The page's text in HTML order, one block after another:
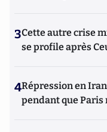
3Cette autre crise
se profile après
4Répression en
pendant que